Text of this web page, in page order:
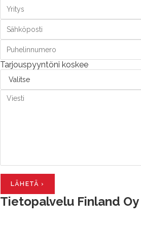
Tarjouspyyntöni koskee
LÄHETÄ ›
Tietopalvelu Finland Oy